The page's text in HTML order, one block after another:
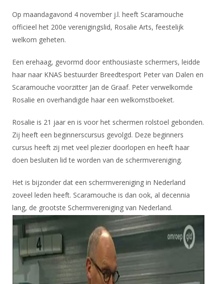
Op maandagavond 4 november j.l. heeft Scaramouche
officieel het 200e verenigingslid, Rosalie Arts, feestelijk
welkom geheten.
Een erehaag, gevormd door enthousiaste schermers, leidde
haar naar KNAS bestuurder Breedtesport Peter van Dalen en
Scaramouche voorzitter Jan de Graaf. Peter verwelkomde
Rosalie en overhandigde haar een welkomstboeket.
Rosalie is 21 jaar en is voor het schermen rolstoel gebonden.
Zij heeft een beginnerscursus gevolgd. Deze beginners
cursus heeft zij met veel plezier doorlopen en heeft haar
doen besluiten lid te worden van de schermvereniging.
Het is bijzonder dat een schermvereniging in Nederland
zoveel leden heeft. Scaramouche is dan ook, al decennia
lang, de grootste Schermvereniging van Nederland.